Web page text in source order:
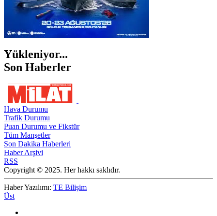
Yükleniyor...
Son Haberler
Hava Durumu
Trafik Durumu
Puan Durumu ve Fikstür
Tüm Manşetler
Son Dakika Haberleri
Haber Arşivi
RSS
Copyright © 2025. Her hakkı saklıdır.
Haber Yazılımı: TE Bilişim
Üst